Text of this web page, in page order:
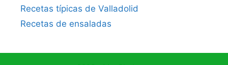
Recetas típicas de Valladolid
Recetas de ensaladas